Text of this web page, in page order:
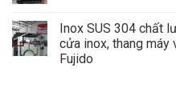
Inox SUS 304 chất
cửa inox, thang máy
Fujido